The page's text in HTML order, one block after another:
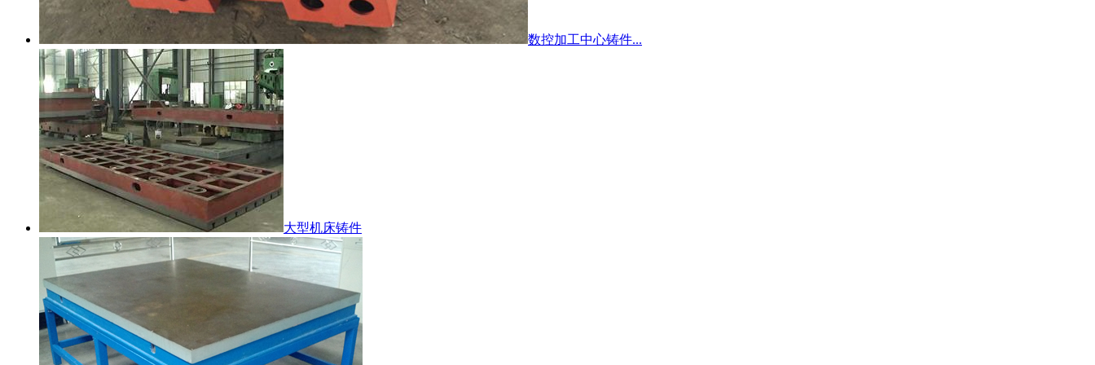
数控加工中心铸件...
大型机床铸件